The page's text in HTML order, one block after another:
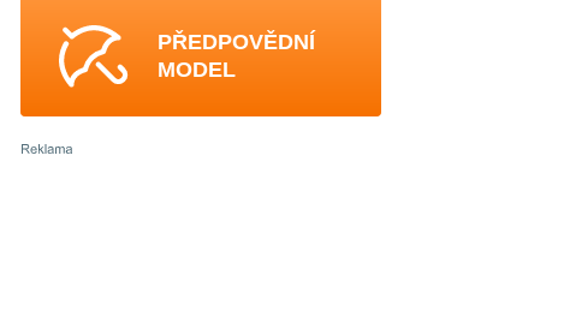
PŘEDPOVĚDNÍ
MODEL